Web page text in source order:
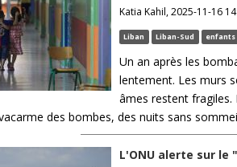
Katia Kahil, 2025-11-16
Liban Liban-Sud enfants
Un an après les
lentement. Les murs
âmes restent
des bombes, des nuits sans
L'ONU alerte sur